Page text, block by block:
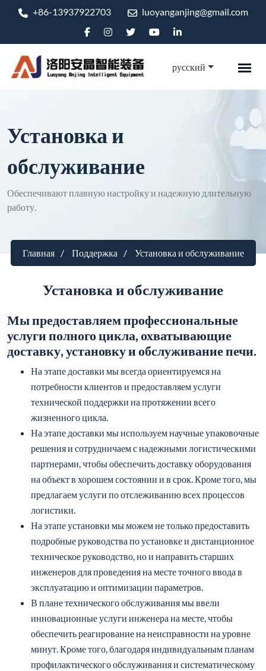
+86-13937922703 luoyanganjing@gmail.com
русский
Установка и
обслуживание
Обеспечивают плавную настройку и надежную длительную
работу.
Главная Поддержка Установка и обслуживание
Установка и обслуживание
Мы предоставляем профессиональные
услуги полного цикла, охватывающие
доставку, установку и обслуживание печи.
На этапе доставки мы всегда ориентируемся на
потребности клиентов и предоставляем услуги
технической поддержки на протяжении всего
жизненного цикла.
На этапе доставки мы используем научные упаковочные
решения и сотрудничаем с надежными логистическими
партнерами, чтобы обеспечить доставку оборудования
на объект в хорошем состоянии и в срок. Кроме того, мы
предлагаем услуги по отслеживанию всех процессов
логистики.
На этапе установки мы можем не только предоставить
подробные руководства по установке и дистанционное
техническое руководство, но и направить старших
инженеров для проведения на месте точного ввода в
эксплуатацию и оптимизации параметров.
В плане технического обслуживания мы ввели
инновационные услуги инженера на месте, чтобы
обеспечить реагирование на неисправности на уровне
минут. Кроме того, благодаря индивидуальным планам
профилактического обслуживания и систематическому